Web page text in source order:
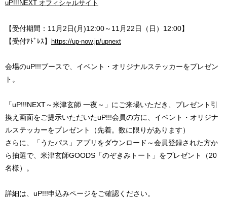
uP!!!NEXT オフィシャルサイト
【受付期間：11月2日(月)12:00～11月22日（日）12:00】
【受付ｱﾄﾞﾚｽ】 https://up-now.jp/upnext
会場のuP!!!ブースで、イベント・オリジナルステッカーをプレゼン
ト。
「uP!!!NEXT～米津玄師 一夜～」にご来場いただき、プレゼント引
換え画面をご提示いただいたuP!!!会員の方に、イベント・オリジナ
ルステッカーをプレゼント（先着。数に限りがあります）
さらに、「うたパス」アプリをダウンロード～会員登録された方か
ら抽選で、米津玄師GOODS「のぞきみトート」をプレゼント（20
名様）。
詳細は、uP!!!申込みページをご確認ください。